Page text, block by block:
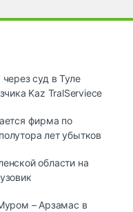
суд в Туле
Kaz TralServiece
фирма по
лет убытков
области на
– Арзамас в